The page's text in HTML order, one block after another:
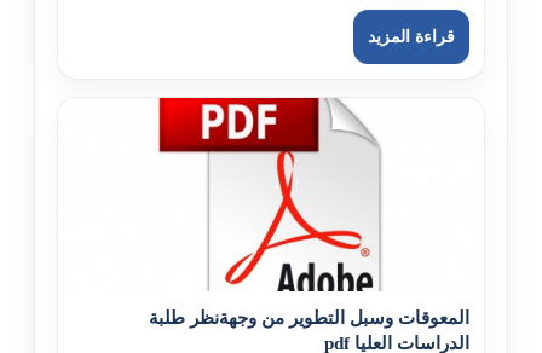
قراءة المزيد
المعوقات وسبل التطوير من وجهةنظر طلبة
الدراسات العليا pdf